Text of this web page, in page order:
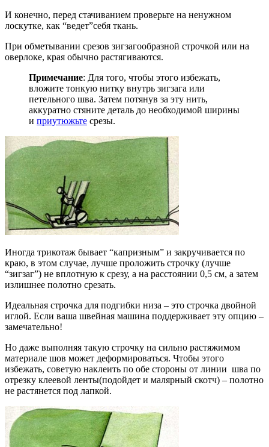
И конечно, перед стачиванием проверьте на ненужном
лоскутке, как “ведет”себя ткань.
При обметывании срезов зигзагообразной строчкой или на
оверлоке, края обычно растягиваются.
Примечание: Для того, чтобы этого избежать,
вложите тонкую нитку внутрь зигзага или
петельного шва. Затем потянув за эту нить,
аккуратно стяните деталь до необходимой ширины
и приутюжьте срезы.
Иногда трикотаж бывает “капризным” и закручивается по
краю, в этом случае, лучше проложить строчку (лучше
“зигзаг”) не вплотную к срезу, а на расстоянии 0,5 см, а затем
излишнее полотно срезать.
Идеальная строчка для подгибки низа – это строчка двойной
иглой. Если ваша швейная машина поддерживает эту опцию –
замечательно!
Но даже выполняя такую строчку на сильно растяжимом
материале шов может деформироваться. Чтобы этого
избежать, советую наклеить по обе стороны от линии шва по
отрезку клеевой ленты(подойдет и малярный скотч) – полотно
не растянется под лапкой.